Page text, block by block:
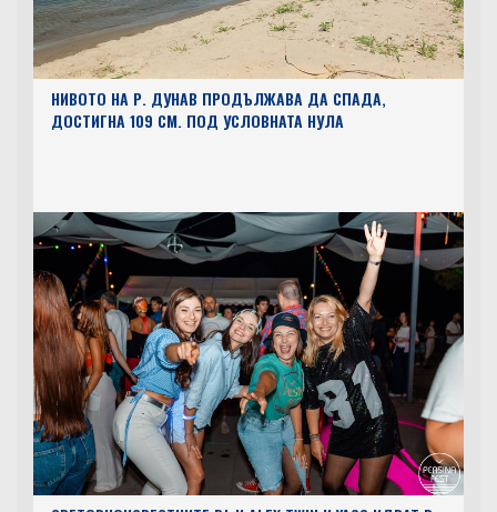
НИВОТО НА Р. ДУНАВ ПРОДЪЛЖАВА ДА СПАДА,
ДОСТИГНА 109 СМ. ПОД УСЛОВНАТА НУЛА